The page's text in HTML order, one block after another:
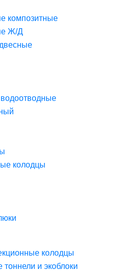
композитные
Ж/Д
колодцы
колодцы
и экоблоки